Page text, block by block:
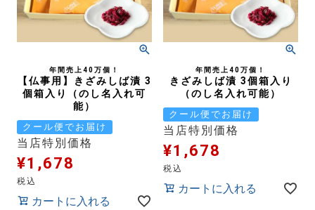
年間売上40万個！
【仏事用】きざみしば漬 3
個箱入り（のし名入れ可
能）
クール便でお届け
当店特別価格
¥1,678
税込
カートに入れる
年間売上40万個！
きざみしば漬 3個箱入り
（のし名入れ可能）
クール便でお届け
当店特別価格
¥1,678
税込
カートに入れる